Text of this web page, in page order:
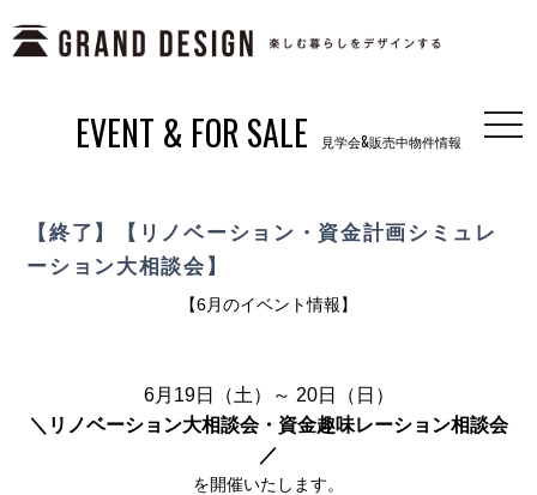
EVENT & FOR SALE 見学会&販売中物件情報
【終了】【リノベーション・資金計画シミュレ
ーション大相談会】
【6月のイベント情報】
6月19日（土）～ 20日（日）
＼リノベーション大相談会・資金趣味レーション相談会
／
を開催いたします。